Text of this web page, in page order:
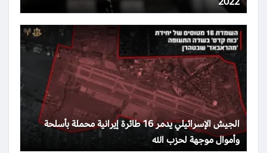
الجيش الإسرائيلي يدمر 16 طائرة إيرانية محملة بأسلحة
وأموال موجهة لحزب الله